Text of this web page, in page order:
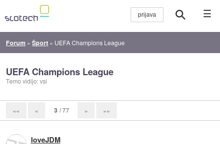
☰
Forum »Šport » UEFA Champions League
UEFA Champions League
Temo vidijo: vsi
«« « 3 / 77 » »»
loveJDM